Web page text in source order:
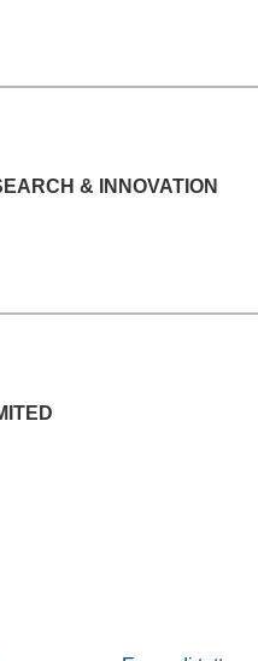
& INNOVATION